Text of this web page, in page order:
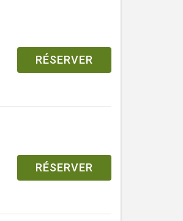
RÉSERVER
RÉSERVER